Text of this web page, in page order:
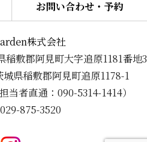
お問い合わせ・予約
株式会社
稲敷郡阿見町大字追原1181番地3
城県稲敷郡阿見町追原1178-1
当者直通：090-5314-1414）
029-875-3520